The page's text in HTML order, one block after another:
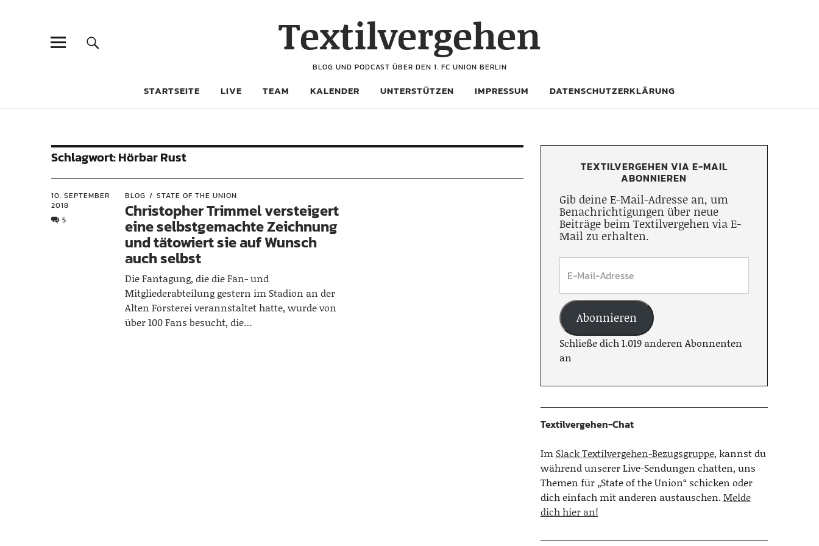
Textilvergehen
BLOG UND PODCAST ÜBER DEN 1. FC UNION BERLIN
STARTSEITE LIVE TEAM KALENDER UNTERSTÜTZEN IMPRESSUM DATENSCHUTZERKLÄRUNG
Schlagwort:Hörbar Rust
10. SEPTEMBER
2018
5
BLOG STATE OF THE UNION
Christopher Trimmel versteigert
eine selbstgemachte Zeichnung
und tätowiert sie auf Wunsch
auch selbst
Die Fantagung, die die Fan- und
Mitgliederabteilung gestern im Stadion an der
Alten Försterei verannstaltet hatte, wurde von
über 100 Fans besucht, die…
TEXTILVERGEHEN VIA E-MAIL
ABONNIEREN
Gib deine E-Mail-Adresse an, um
Benachrichtigungen über neue
Beiträge beim Textilvergehen via E-
Mail zu erhalten.
Abonnieren
Schließe dich 1.019 anderen Abonnenten
an
Textilvergehen-Chat
Im Slack Textilvergehen-Bezugsgruppe, kannst du
während unserer Live-Sendungen chatten, uns
Themen für „State of the Union“ schicken oder
dich einfach mit anderen austauschen.Melde
dich hier an!